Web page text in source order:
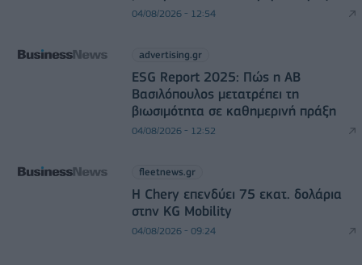
04/08/2026 - 12:54
advertising.gr
ESG Report 2025: Πώς η ΑΒ
Βασιλόπουλος μετατρέπει τη
βιωσιμότητα σε καθημερινή πράξη
04/08/2026 - 12:52
fleetnews.gr
Η Chery επενδύει 75 εκατ. δολάρια
στην KG Mobility
04/08/2026 - 09:24